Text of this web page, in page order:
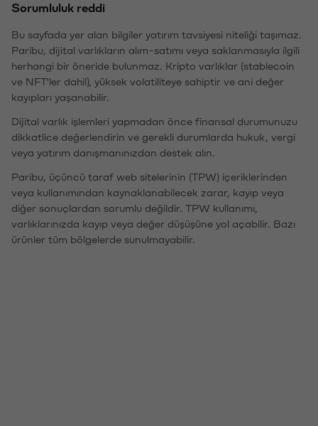
Sorumluluk reddi
Bu sayfada yer alan bilgiler yatırım tavsiyesi niteliği taşımaz.
Paribu, dijital varlıkların alım-satımı veya saklanmasıyla ilgili
herhangi bir öneride bulunmaz. Kripto varlıklar (stablecoin
ve NFT'ler dahil), yüksek volatiliteye sahiptir ve ani değer
kayıpları yaşanabilir.
Dijital varlık işlemleri yapmadan önce finansal durumunuzu
dikkatlice değerlendirin ve gerekli durumlarda hukuk, vergi
veya yatırım danışmanınızdan destek alın.
Paribu, üçüncü taraf web sitelerinin (TPW) içeriklerinden
veya kullanımından kaynaklanabilecek zarar, kayıp veya
diğer sonuçlardan sorumlu değildir. TPW kullanımı,
varlıklarınızda kayıp veya değer düşüşüne yol açabilir. Bazı
ürünler tüm bölgelerde sunulmayabilir.